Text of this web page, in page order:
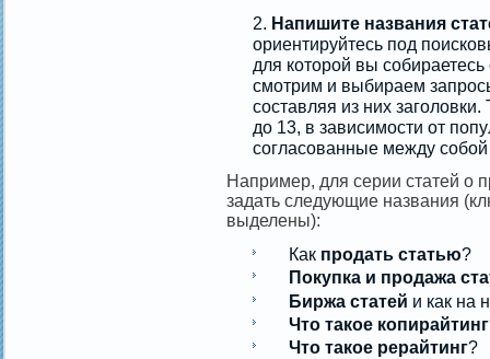
Напишите названия
ориентируйтесь под
для которой вы собираетесь
смотрим и выбираем
составляя из них
до 13, в зависимости от
согласованные между
Например, для серии статей о
задать следующие названия
выделены):
Как продать статью?
Покупка и продажа
Биржа статей и как на
Что такое копирайтинг
Что такое рерайтинг?